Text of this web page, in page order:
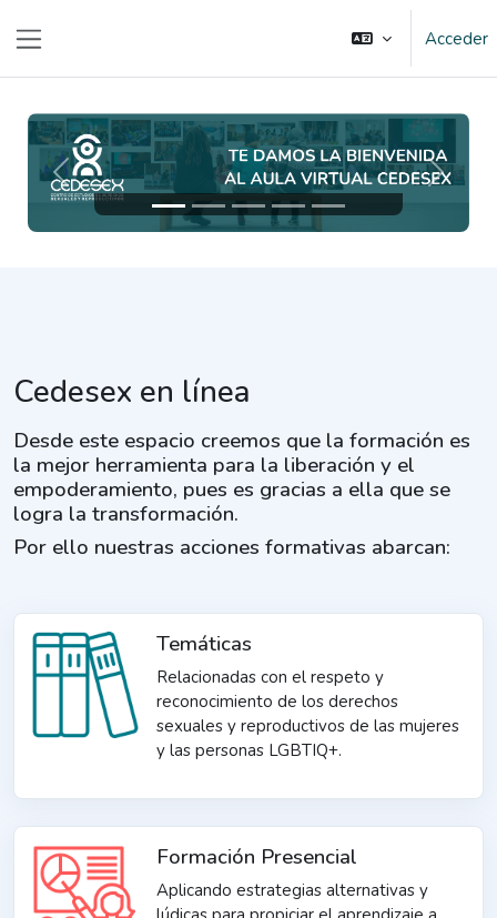
Acceder
Anterior
Cedesex en línea
Desde este espacio creemos que la formación es
la mejor herramienta para la liberación y el
empoderamiento, pues es gracias a ella que se
logra la transformación.
Por ello nuestras acciones formativas abarcan:
Temáticas
Relacionadas con el respeto y
reconocimiento de los derechos
sexuales y reproductivos de las mujeres
y las personas LGBTIQ+.
Formación Presencial
Aplicando estrategias alternativas y